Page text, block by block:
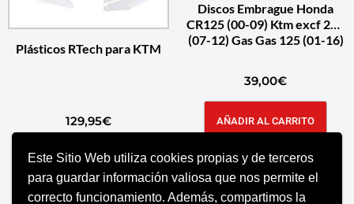
Este Sitio Web utiliza cookies propias y de terceros
para guardar información valiosa que nos permite el
correcto funcionamiento. Además, compartimos la
Plásticos RTech para KTM
129,95€
SELECCIONAR OPCIONES
Discos Embrague Honda
CR125 (00-09) Ktm excf 250
(07-12) Gas Gas 125 (01-16)
39,00€
AÑADIR AL CARRITO